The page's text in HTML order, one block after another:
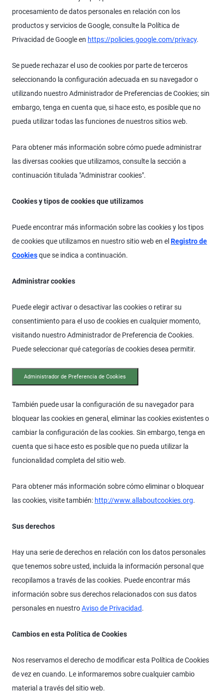
procesamiento de datos personales en relación con los
productos y servicios de Google, consulte la Política de
Privacidad de Google en https://policies.google.com/privacy.
Se puede rechazar el uso de cookies por parte de terceros
seleccionando la configuración adecuada en su navegador o
utilizando nuestro Administrador de Preferencias de Cookies; sin
embargo, tenga en cuenta que, si hace esto, es posible que no
pueda utilizar todas las funciones de nuestros sitios web.
Para obtener más información sobre cómo puede administrar
las diversas cookies que utilizamos, consulte la sección a
continuación titulada "Administrar cookies".
Cookies y tipos de cookies que utilizamos
Puede encontrar más información sobre las cookies y los tipos
de cookies que utilizamos en nuestro sitio web en el Registro de
Cookiesque se indica a continuación.
Administrar cookies
Puede elegir activar o desactivar las cookies o retirar su
consentimiento para el uso de cookies en cualquier momento,
visitando nuestro Administrador de Preferencia de Cookies.
Puede seleccionar qué categorías de cookies desea permitir.
Administrador de Preferencia de Cookies
También puede usar la configuración de su navegador para
bloquear las cookies en general, eliminar las cookies existentes o
cambiar la configuración de las cookies. Sin embargo, tenga en
cuenta que si hace esto es posible que no pueda utilizar la
funcionalidad completa del sitio web.
Para obtener más información sobre cómo eliminar o bloquear
las cookies, visite también: http://www.allaboutcookies.org.
Sus derechos
Hay una serie de derechos en relación con los datos personales
que tenemos sobre usted, incluida la información personal que
recopilamos a través de las cookies. Puede encontrar más
información sobre sus derechos relacionados con sus datos
personales en nuestroAviso de Privacidad.
Cambios en esta Política de Cookies
Nos reservamos el derecho de modificar esta Política de Cookies
de vez en cuando. Le informaremos sobre cualquier cambio
material a través del sitio web.